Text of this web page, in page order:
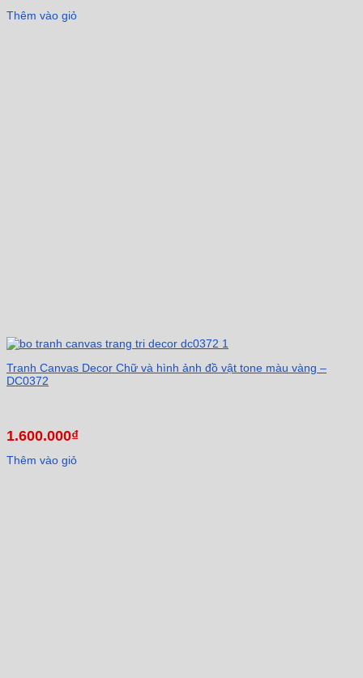
Thêm vào giỏ
Tranh Canvas Decor Chữ và hình ảnh đồ vật tone màu vàng –
DC0372
1.600.000₫
Thêm vào giỏ